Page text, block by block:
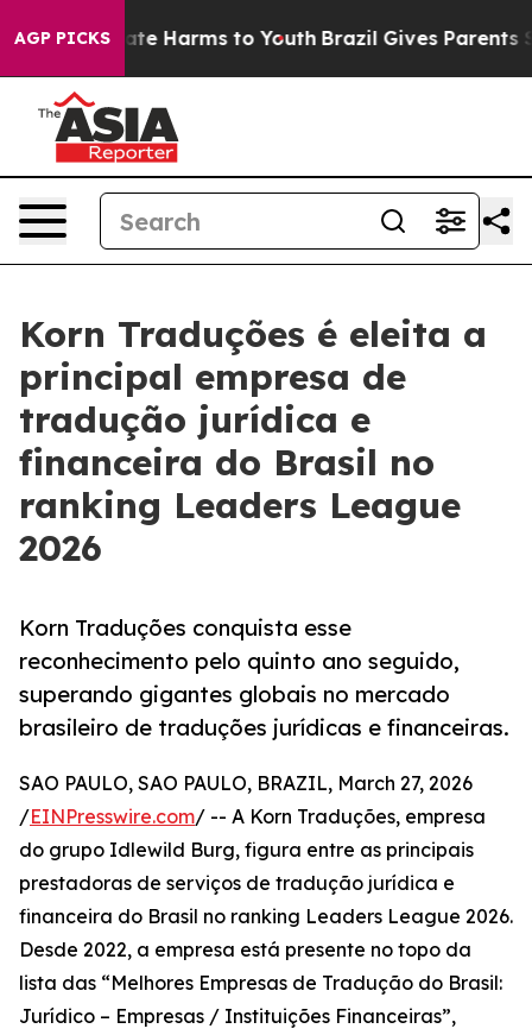
AGP PICKS
to Abate Harms to Youth Brazil Gives Parents
Korn Traduções é eleita a
principal empresa de
tradução jurídica e
financeira do Brasil no
ranking Leaders League
2026
Korn Traduções conquista esse
reconhecimento pelo quinto ano seguido,
superando gigantes globais no mercado
brasileiro de traduções jurídicas e financeiras.
SAO PAULO, SAO PAULO, BRAZIL, March 27, 2026
/EINPresswire.com/ -- A Korn Traduções, empresa
do grupo Idlewild Burg, figura entre as principais
prestadoras de serviços de tradução jurídica e
financeira do Brasil no ranking Leaders League 2026.
Desde 2022, a empresa está presente no topo da
lista das “Melhores Empresas de Tradução do Brasil:
Jurídico – Empresas / Instituições Financeiras”,